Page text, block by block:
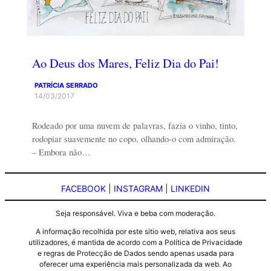
Ao Deus dos Mares, Feliz Dia do Pai!
PATRÍCIA SERRADO
14/03/2017
Rodeado por uma nuvem de palavras, fazia o vinho, tinto,
rodopiar suavemente no copo, olhando-o com admiração.
– Embora não…
FACEBOOK INSTAGRAM LINKEDIN
Seja responsável. Viva e beba com moderação.
A informação recolhida por este sitio web, relativa aos seus
utilizadores, é mantida de acordo com a Política de Privacidade
e regras de Protecção de Dados sendo apenas usada para
oferecer uma experiência mais personalizada da web. Ao